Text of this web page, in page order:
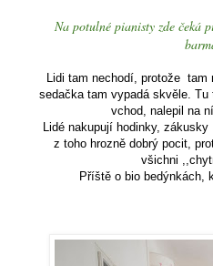
Na potulné pianisty zde čeká
Lidi tam nechodí, protože tam
sedačka tam vypadá skvěle.
vchod, nalepil na
Lidé nakupují hodinky,
z toho hrozně dobrý pocit,
všichni
Příště o bio bedýnkách,